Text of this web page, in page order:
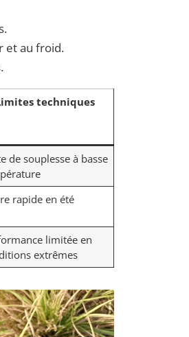
et au froid.
techniques
de souplesse à basse
rapide en été
limitée en
extrêmes